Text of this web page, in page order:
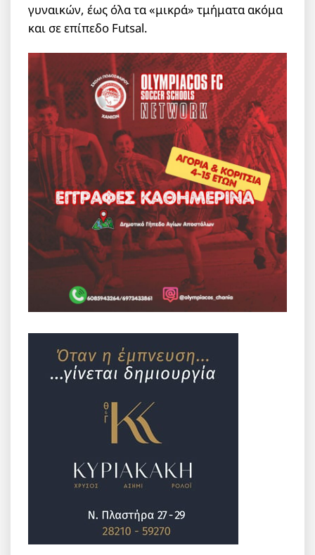
γυναικών, έως όλα τα «μικρά» τμήματα ακόμα
και σε επίπεδο Futsal.